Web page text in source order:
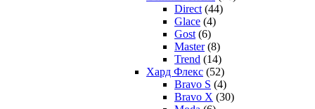
Direct (44)
Glace (4)
Gost (6)
Master (8)
Trend (14)
Хард Флекс (52)
Bravo S (4)
Bravo X (30)